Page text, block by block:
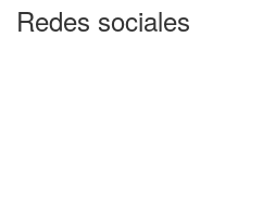
Redes sociales